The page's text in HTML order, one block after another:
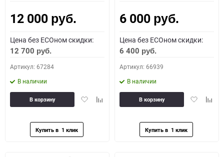
12 000 руб.
Цена без ECOном скидки:
12 700 руб.
Артикул: 67284
В наличии
ДобавитьДобавить
В корзину
6 000 руб.
Цена без ECOном скидки:
6 400 руб.
Артикул: 66939
В наличии
Добавить
В корзину